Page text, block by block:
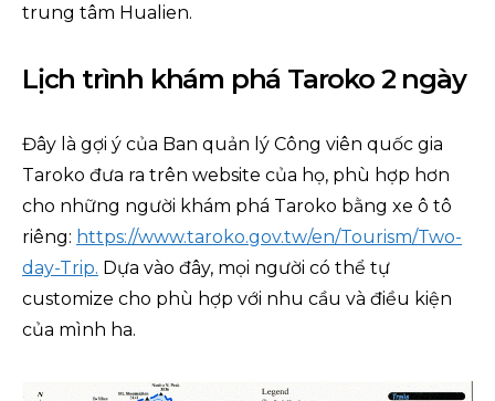
trung tâm Hualien.
Lịch trình khám phá Taroko 2 ngày
Đây là gợi ý của Ban quản lý Công viên quốc gia
Taroko đưa ra trên website của họ, phù hợp hơn
cho những người khám phá Taroko bằng xe ô tô
riêng: https://www.taroko.gov.tw/en/Tourism/Two-
day-Trip. Dựa vào đây, mọi người có thể tự
customize cho phù hợp với nhu cầu và điều kiện
của mình ha.